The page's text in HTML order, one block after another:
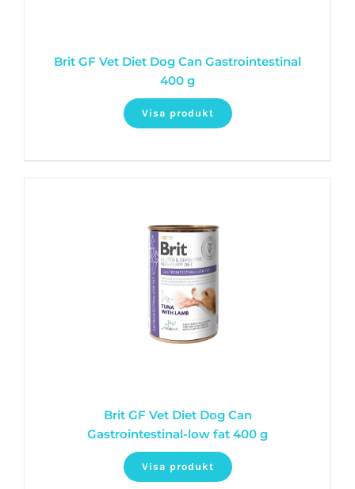
Brit GF Vet Diet Dog Can Gastrointestinal
400 g
Visa produkt
Brit GF Vet Diet Dog Can
Gastrointestinal-low fat 400 g
Visa produkt